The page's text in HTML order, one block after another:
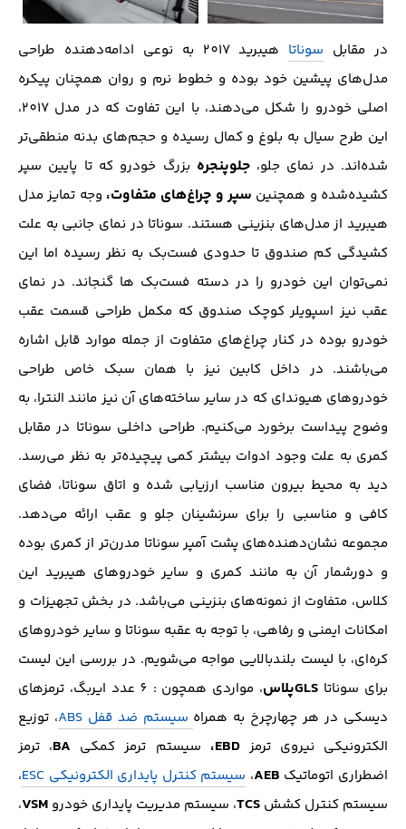
در مقابل سوناتا
هیبرید 2017 به نوعی ادامه‌دهنده طراحی
مدل‌های پیشین خود بوده و خطوط نرم و روان همچنان پیکره
اصلی خودرو را شکل می‌دهند، با این تفاوت که در مدل 2017،
این طرح سیال به بلوغ و کمال رسیده و حجم‌های بدنه منطقی‌تر
شده‌اند. در نمای جلو،جلو‌پنجره بزرگ خودرو که تا پایین سپر
کشیده‌شده و همچنین سپر و چراغ‌های متفاوت، وجه تمایز مدل
هیبرید از مدل‌های بنزینی هستند. سوناتا در نمای جانبی به علت
کشیدگی کم صندوق تا حدودی فست‌بک به نظر رسیده اما این
نمی‌توان این خودرو را در دسته فست‌بک ها گنجاند. در نمای
عقب‌ نیز اسپویلر کوچک صندوق که مکمل طراحی قسمت عقب
خودرو بوده در کنار چراغ‌های متفاوت از جمله موارد قابل اشاره
می‌باشند. در داخل کابین نیز با همان سبک خاص طراحی
خودرو‌های هیوندای که در سایر ساخته‌های آن نیز مانند النترا، به
وضوح پیداست برخورد می‌کنیم. طراحی داخلی سوناتا در مقابل
کمری به علت وجود ادوات بیشتر کمی پیچیده‌تر به نظر می‌رسد.
دید به محیط بیرون مناسب ارزیابی شده و اتاق سوناتا، فضای
کافی و مناسبی را برای سرنشینان جلو و عقب ارائه می‌دهد.
مجموعه نشان‌دهنده‌های پشت آمپر سوناتا مدرن‌تر از کمری بوده
و دورشمار آن به مانند کمری و سایر خودرو‌های هیبرید این
کلاس، متفاوت از نمونه‌های بنزینی می‌باشد. در بخش تجهیزات و
امکانات ایمنی و رفاهی، با توجه به عقبه سوناتا و سایر خودرو‌های
کره‌ای، با لیست بلند‌بالایی مواجه می‌شویم. در بررسی این لیست
برای سوناتا GLSپلاس
، مواردی همچون : 6 عدد ایر‌بگ، ترمز‌های
دیسکی در هر چهارچرخ به همراه سیستم ضد قفل ABS
، توزیع
الکترونیکی نیروی ترمزEBD، سیستم ترمز کمکی BA، ترمز
اضطراری اتوماتیک AEB، سیستم کنترل پایداری الکترونیکی ESC
،
سیستم کنترل کشش TCS، سیستم مدیریت پایداری خودرو VSM،